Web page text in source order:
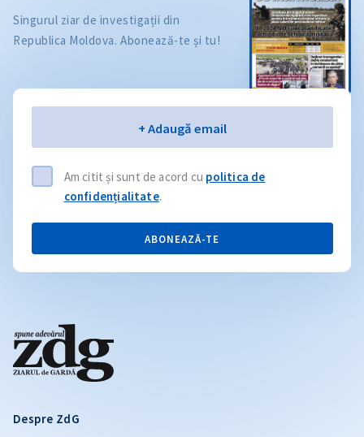
Despre ZdG
Singurul ziar de investigații din
Republica Moldova. Abonează-te și tu!
+ Adaugă email
Am citit și sunt de acord cu politica de
confidențialitate.
ABONEAZĂ-TE